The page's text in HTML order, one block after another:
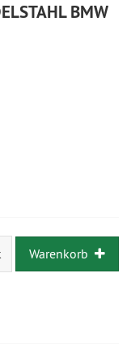
BMW
Warenkorb